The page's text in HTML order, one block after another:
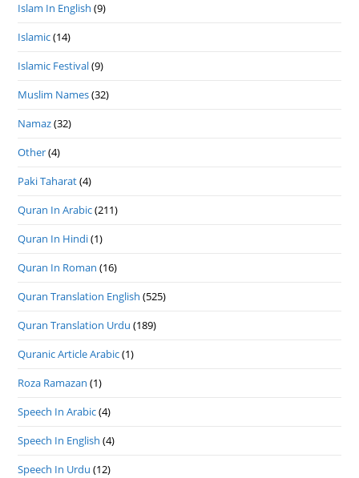
Islam In English (9)
Islamic(14)
Islamic Festival(9)
Muslim Names(32)
Namaz(32)
Other(4)
Paki Taharat(4)
Quran In Arabic(211)
Quran In Hindi(1)
Quran In Roman (16)
Quran Translation English (525)
Quran Translation Urdu (189)
Quranic Article Arabic(1)
Roza Ramazan (1)
Speech In Arabic(4)
Speech In English (4)
Speech In Urdu (12)